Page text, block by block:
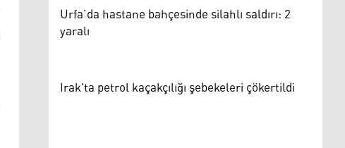
Urfa’da hastane bahçesinde silahlı saldırı: 2
yaralı
Irak'ta petrol kaçakçılığı şebekeleri çökertildi